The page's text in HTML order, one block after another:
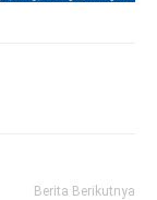
Berita Berikutnya